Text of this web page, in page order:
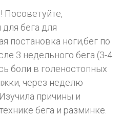
Посоветуйте,
бега для
постановка ноги,бег по
3 недельного бега (3-4
боли в голеностопных
через неделю
причины и
бега и разминке.